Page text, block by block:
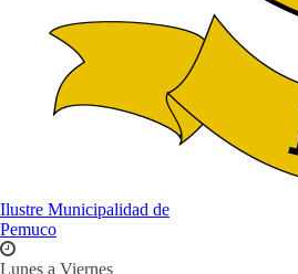
Ilustre Municipalidad de
Pemuco
Lunes a Viernes